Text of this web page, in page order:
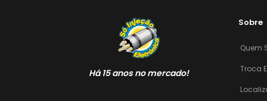
Há 15 anos no mercado!
Sobre
Quem
Troca